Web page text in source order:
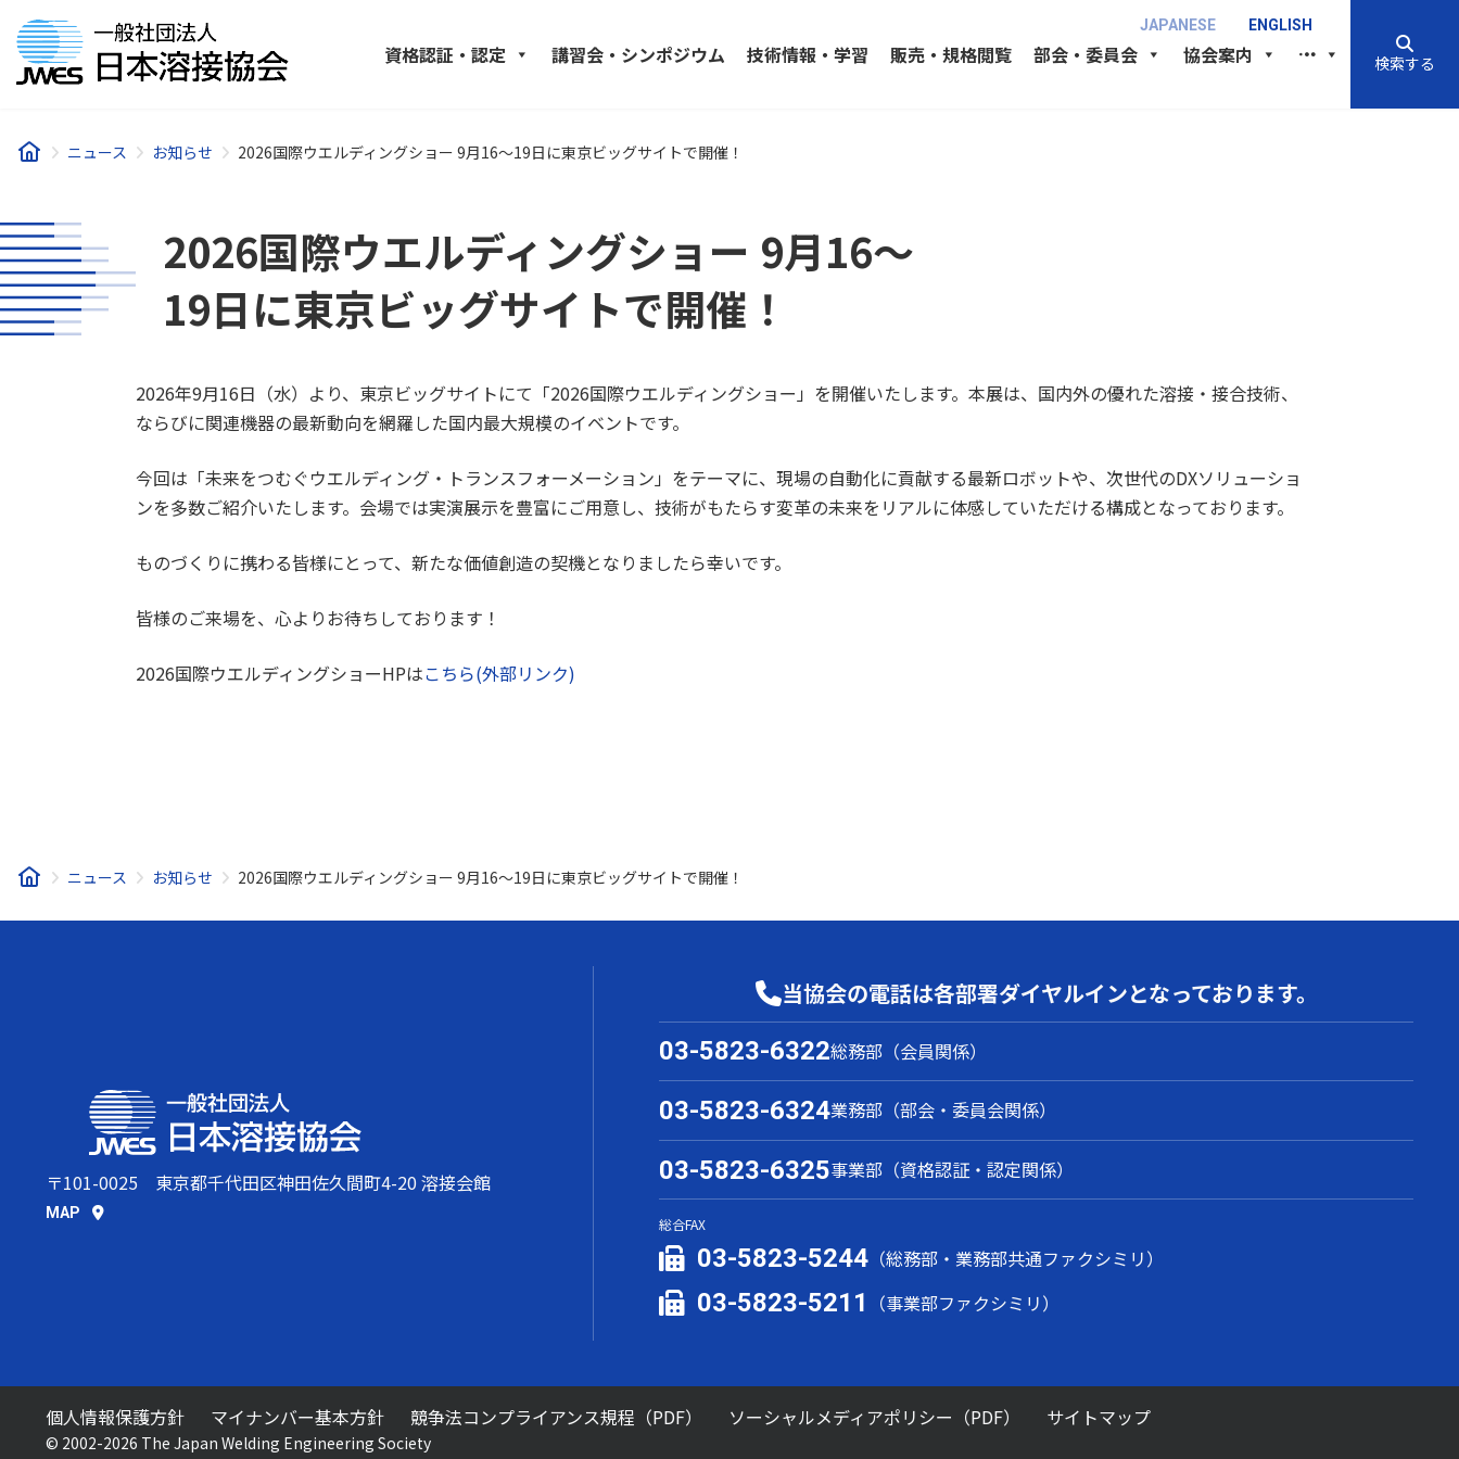
ッ
プ
移
動
JAPANESE ENGLISH
検索する
資格認証・認定 講習会・シンポジウム 技術情報・学習 販売・規格閲覧 部会・委員会 協会案内
ニュース お知らせ 2026国際ウエルディングショー 9月16～19日に東京ビッグサイトで開催！
2026国際ウエルディングショー 9月16～
19日に東京ビッグサイトで開催！
2026年9月16日（水）より、東京ビッグサイトにて「2026国際ウエルディングショー」を開催いたします。本展は、国内外の優れた溶接・接合技術、
ならびに関連機器の最新動向を網羅した国内最大規模のイベントです。
今回は「未来をつむぐウエルディング・トランスフォーメーション」をテーマに、現場の自動化に貢献する最新ロボットや、次世代のDXソリューショ
ンを多数ご紹介いたします。会場では実演展示を豊富にご用意し、技術がもたらす変革の未来をリアルに体感していただける構成となっております。
ものづくりに携わる皆様にとって、新たな価値創造の契機となりましたら幸いです。
皆様のご来場を、心よりお待ちしております！
2026国際ウエルディングショーHPはこちら(外部リンク)
ニュース お知らせ 2026国際ウエルディングショー 9月16～19日に東京ビッグサイトで開催！
〒101-0025 東京都千代田区神田佐久間町4-20 溶接会館
MAP
当協会の電話は各部署ダイヤルインとなっております。
03-5823-6322総務部（会員関係）
03-5823-6324業務部（部会・委員会関係）
03-5823-6325事業部（資格認証・認定関係）
総合FAX
03-5823-5244 （総務部・業務部共通ファクシミリ）
03-5823-5211 （事業部ファクシミリ）
個人情報保護方針 マイナンバー基本方針 競争法コンプライアンス規程（PDF） ソーシャルメディアポリシー（PDF） サイトマップ
© 2002-2026 The Japan Welding Engineering Society